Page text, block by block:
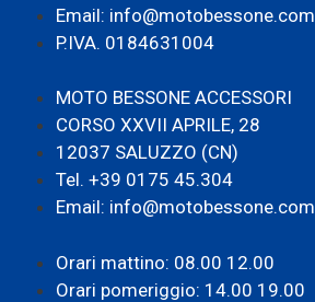
Email: info@motobessone.com
P.IVA. 0184631004
MOTO BESSONE ACCESSORI
CORSO XXVII APRILE, 28
12037 SALUZZO (CN)
Tel. +39 0175 45.304
Email: info@motobessone.com
Orari mattino: 08.00 12.00
Orari pomeriggio: 14.00 19.00